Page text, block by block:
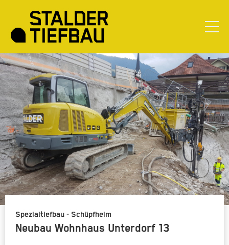
Spezialtiefbau - Schüpfheim
Neubau Wohnhaus Unterdorf 13